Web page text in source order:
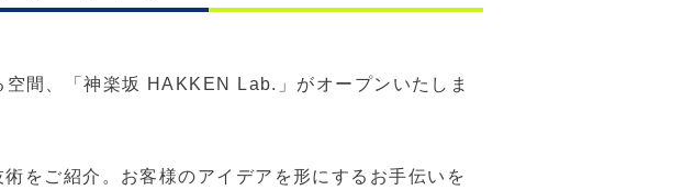
間、「神楽坂 HAKKEN Lab.」がオープンいたしま
をご紹介。お客様のアイデアを形にするお手伝いを